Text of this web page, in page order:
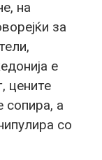
на
за
е
цените
сопира, а
со